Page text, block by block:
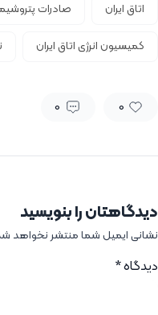
اتاق ایران صادرات
کمیسیون انرژی اتاق ایران
0
0
دیدگاهتان را بنویسید
نشانی ایمیل شما منتشر نخواهد
دیدگاه*